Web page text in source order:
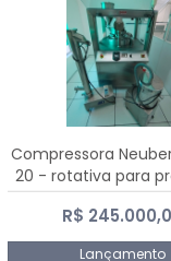
Compressora
20 - rotativa para
de
R$
Lançamento